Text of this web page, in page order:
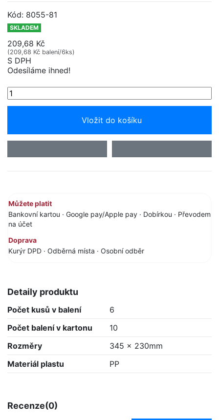
Kód: 8055-81
SKLADEM
209,68 Kč
(209,68 Kč balení/6ks)
S DPH
Odesíláme ihned!
Vložit do košíku
Můžete platit
Bankovní kartou · Google pay/Apple pay · Dobírkou · Převodem
na účet
Doprava
Kurýr DPD · Odběrná místa · Osobní odběr
Detaily produktu
Počet kusů v balení
6
Počet balení v kartonu
10
Rozměry
345 x 230mm
Materiál plastu
PP
Recenze(0)